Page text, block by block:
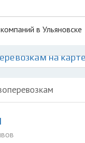
в Ульяновске
на